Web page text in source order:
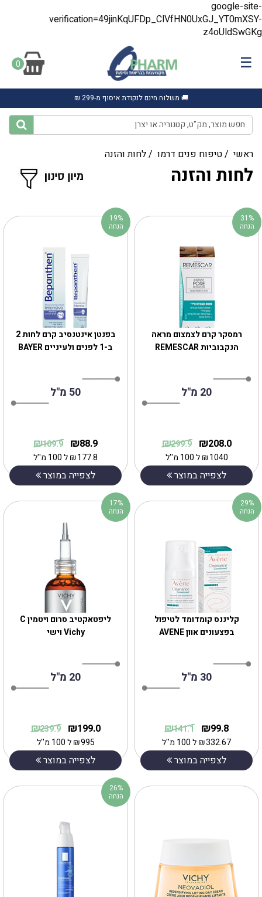
google-site-
verification=49jinKqUFDp_ClVfHN0UxGJ_YT0mXSY-
z4oUldSwGKg
☰
0
🚚 משלוח חינם לנקודת איסוף מ-299 ₪
ראשי /טיפוח פנים דרמו /לחות והזנה
לחות והזנה
בפנטן אינטנסיב קרם לחות 2
ב-1 לפנים ולעיניים BAYER
50 מ"ל
88.9
₪
109.9
₪
177.8
₪ל 100 מ''ל
לצפייה במוצר
19%
הנחה
רמסקר קרם לצמצום מראה
הנקבוביות REMESCAR
20 מ"ל
208.0
₪
299.9
₪
1040
₪ל 100 מ''ל
לצפייה במוצר
31%
הנחה
ליפטאקטיב סרום ויטמין C
Vichy וישי
20 מ"ל
199.0
₪
239.9
₪
995
₪ל 100 מ''ל
לצפייה במוצר
17%
הנחה
קליננס קומדומד לטיפול
בפצעונים אוון AVENE
30 מ"ל
99.8
₪
141.1
₪
332.67
₪ל 100 מ''ל
לצפייה במוצר
29%
הנחה
26%
הנחה